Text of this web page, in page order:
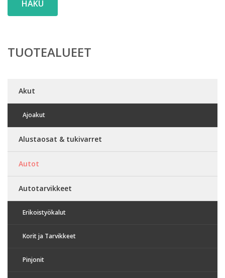
HAKU
TUOTEALUEET
Akut
Ajoakut
Alustaosat & tukivarret
Autot
Autotarvikkeet
Erikoistyökalut
Korit ja Tarvikkeet
Pinjonit